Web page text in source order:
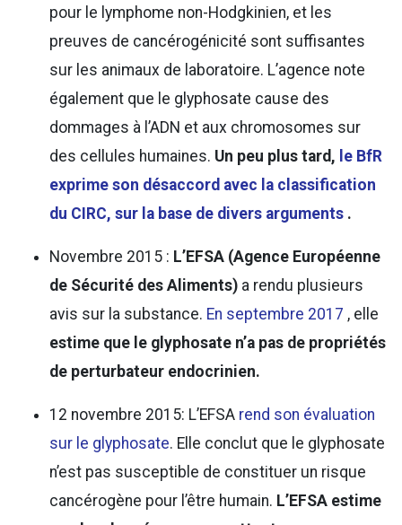
pour le lymphome non-Hodgkinien, et les
preuves de cancérogénicité sont suffisantes
sur les animaux de laboratoire. L’agence note
également que le glyphosate cause des
dommages à l’ADN et aux chromosomes sur
des cellules humaines. Un peu plus tard, le BfR
exprime son désaccord avec la classification
du CIRC, sur la base de divers arguments .
Novembre 2015 : L’EFSA (Agence Européenne
de Sécurité des Aliments) a rendu plusieurs
avis sur la substance. En septembre 2017 , elle
estime que le glyphosate n’a pas de propriétés
de perturbateur endocrinien.
12 novembre 2015: L’EFSA rend son évaluation
sur le glyphosate. Elle conclut que le glyphosate
n’est pas susceptible de constituer un risque
cancérogène pour l’être humain. L’EFSA estime